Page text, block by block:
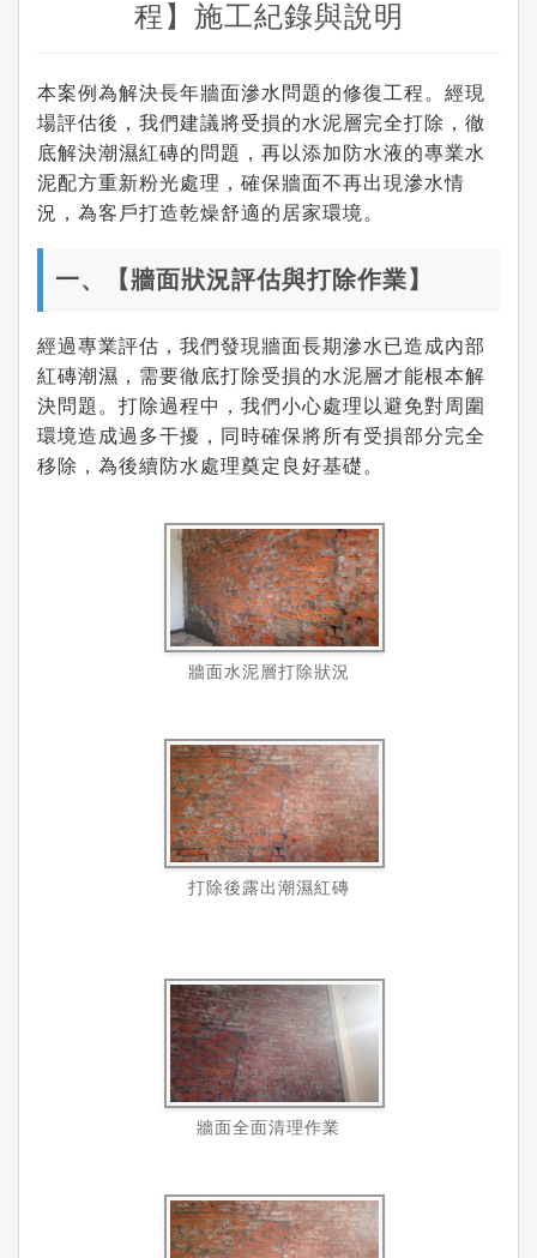
程】施工紀錄與說明
本案例為解決長年牆面滲水問題的修復工程。經現
場評估後，我們建議將受損的水泥層完全打除，徹
底解決潮濕紅磚的問題，再以添加防水液的專業水
泥配方重新粉光處理，確保牆面不再出現滲水情
況，為客戶打造乾燥舒適的居家環境。
一、【牆面狀況評估與打除作業】
經過專業評估，我們發現牆面長期滲水已造成內部
紅磚潮濕，需要徹底打除受損的水泥層才能根本解
決問題。打除過程中，我們小心處理以避免對周圍
環境造成過多干擾，同時確保將所有受損部分完全
移除，為後續防水處理奠定良好基礎。
牆面水泥層打除狀況
打除後露出潮濕紅磚
牆面全面清理作業